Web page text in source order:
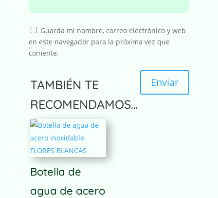
Guarda mi nombre, correo electrónico y web
en este navegador para la próxima vez que
comente.
Enviar
A
t
n
a
TAMBIÉN TE
RECOMENDAMOS…
Botella de
agua de acero